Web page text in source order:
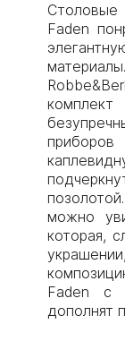
Столовые
Faden
можно
которая,
Faden с
дополнят